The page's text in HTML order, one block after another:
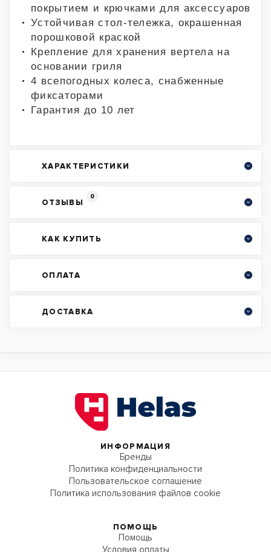
покрытием и крючками для аксессуаров
Устойчивая стол-тележка, окрашенная
порошковой краской
Крепление для хранения вертела на
основании гриля
4 всепогодных колеса, снабженные
фиксаторами
Гарантия до 10 лет
ХАРАКТЕРИСТИКИ
ОТЗЫВЫ
0
КАК КУПИТЬ
ОПЛАТА
ДОСТАВКА
ИНФОРМАЦИЯ
Бренды
Политика конфиденциальности
Пользовательское соглашение
Политика использования файлов cookie
ПОМОЩЬ
Помощь